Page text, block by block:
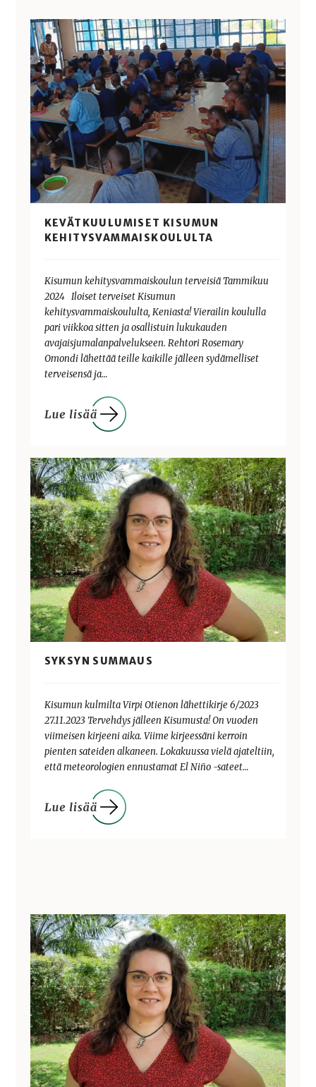
KEVÄTKUULUMISET KISUMUN
KEHITYSVAMMAISKOULULTA
Kisumun kehitysvammaiskoulun terveisiä Tammikuu
2024 Iloiset terveiset Kisumun
kehitysvammaiskoululta, Keniasta! Vierailin koululla
pari viikkoa sitten ja osallistuin lukukauden
avajaisjumalanpalvelukseen. Rehtori Rosemary
Omondi lähettää teille kaikille jälleen sydämelliset
terveisensä ja…
SYKSYN SUMMAUS
Kisumun kulmilta Virpi Otienon lähettikirje 6/2023
27.11.2023 Tervehdys jälleen Kisumusta! On vuoden
viimeisen kirjeeni aika. Viime kirjeessäni kerroin
pienten sateiden alkaneen. Lokakuussa vielä ajateltiin,
että meteorologien ennustamat El Niño -sateet…